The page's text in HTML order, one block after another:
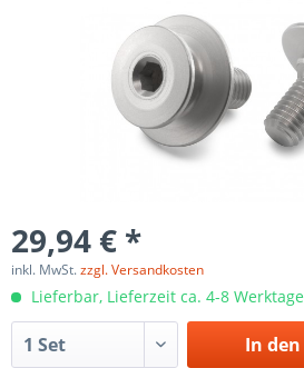
29,94 € *
inkl. MwSt.zzgl. Versandkosten
Lieferbar, Lieferzeit ca. 4-8 Werktage
In den